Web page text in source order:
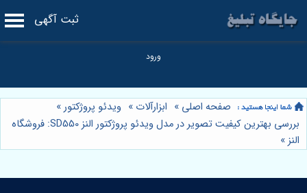
ثبت آگهی
صفحه اصلی » ابزارآلات » ویدئو پروژکتور»
بررسی بهترین کیفیت تصویر در مدل ویدئو پروژکتور النز SD550: فروشگاه
النز»